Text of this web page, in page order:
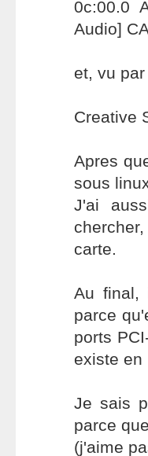
0c:00.0
Audio]
et, vu
Creative
Apres
sous
J'ai
carte.
Au final,
parce
ports
existe en
Je sais
parce
(j'aime